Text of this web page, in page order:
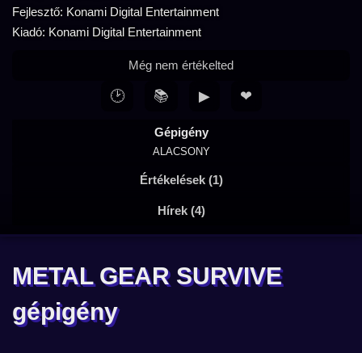
Fejlesztő: Konami Digital Entertainment
Kiadó: Konami Digital Entertainment
Gépigény
ALACSONY
Értékelések (1)
Hírek (4)
Még nem értékelted
🕑 📚 ▶ ❤
METAL GEAR SURVIVE
gépigény